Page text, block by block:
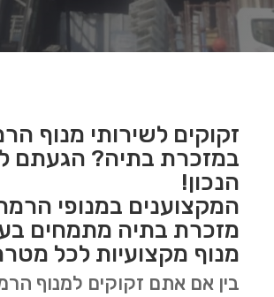
זקוקים לשירותי מנוף
במזכרת בתיה? הגעתם
הנכון!
המקצוענים במנופי
מזכרת בתיה מתמחים
מנוף מקצועיות לכל
בין אם אתם זקוקים למנוף